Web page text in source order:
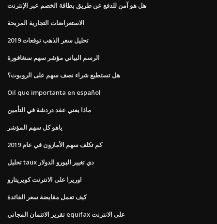
هل هو آمن للدفع عن طريق بطاقة الخصم عبر الإنترنت
الاستعراضات التجارية المربحة
تحليل سعر الذهب توقعات 2019
الرسم البياني مؤشر سهم سنغافورة
هل تستطيع شراء نصف سهم على الروبوت؟
Oil que importanta en español
ماذا يعني عقد دردشة في التأمين
ياهو كل سهم المؤشر
كم تكلف سهم الأمازون في عام 2019
تحليل taux دي تغيير اليورو الدولار
اوريرا على الانترنت كويريتارو
كيف تعمل مقايضة سعر الفائدة
تقرير الائتمان المجاني equifax على الانترنت